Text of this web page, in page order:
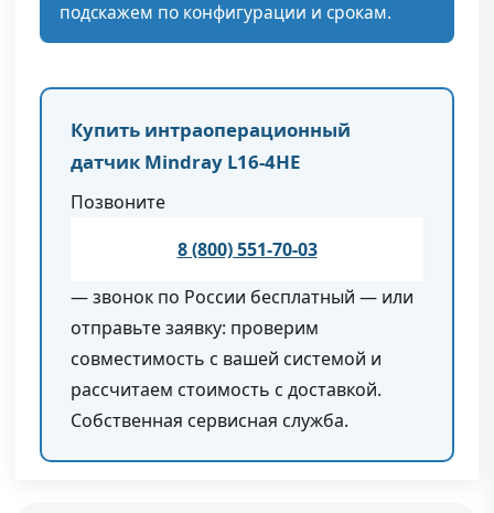
подскажем по конфигурации и срокам.
Купить интраоперационный
датчик Mindray L16-4HE
Позвоните
8 (800) 551-70-03
— звонок по России бесплатный — или
отправьте заявку: проверим
совместимость с вашей системой и
рассчитаем стоимость с доставкой.
Собственная сервисная служба.